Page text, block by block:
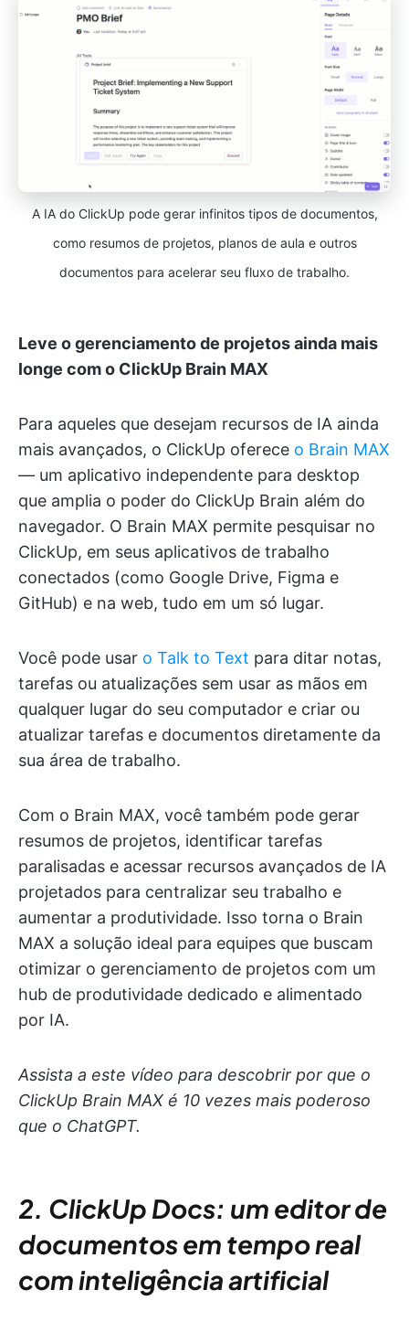
A IA do ClickUp pode gerar infinitos tipos de documentos,
como resumos de projetos, planos de aula e outros
documentos para acelerar seu fluxo de trabalho.
Leve o gerenciamento de projetos ainda mais
longe com o ClickUp Brain MAX
Para aqueles que desejam recursos de IA ainda
mais avançados, o ClickUp oferece o Brain MAX
— um aplicativo independente para desktop
que amplia o poder do ClickUp Brain além do
navegador. O Brain MAX permite pesquisar no
ClickUp, em seus aplicativos de trabalho
conectados (como Google Drive, Figma e
GitHub) e na web, tudo em um só lugar.
Você pode usar o Talk to Text para ditar notas,
tarefas ou atualizações sem usar as mãos em
qualquer lugar do seu computador e criar ou
atualizar tarefas e documentos diretamente da
sua área de trabalho.
Com o Brain MAX, você também pode gerar
resumos de projetos, identificar tarefas
paralisadas e acessar recursos avançados de IA
projetados para centralizar seu trabalho e
aumentar a produtividade. Isso torna o Brain
MAX a solução ideal para equipes que buscam
otimizar o gerenciamento de projetos com um
hub de produtividade dedicado e alimentado
por IA.
Assista a este vídeo para descobrir por que o
ClickUp Brain MAX é 10 vezes mais poderoso
que o ChatGPT.
2. ClickUp Docs: um editor de
documentos em tempo real
com inteligência artificial